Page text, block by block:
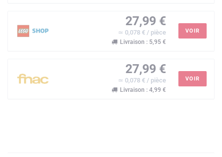
27,99 €
≃ 0,078 € / pièce
Livraison : 5,95 €
VOIR
27,99 €
≃ 0,078 € / pièce
Livraison : 4,99 €
VOIR